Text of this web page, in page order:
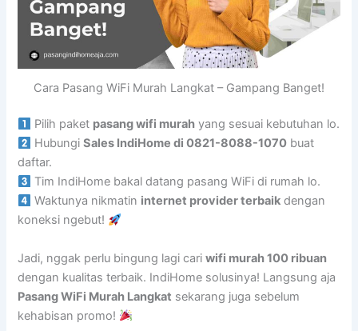
Cara Pasang WiFi Murah Langkat – Gampang Banget!
Pilih paket pasang wifi murah yang sesuai kebutuhan lo.
HubungiSales IndiHome di 0821-8088-1070 buat
daftar.
Tim IndiHome bakal datang pasang WiFi di rumah lo.
Waktunya nikmatin internet provider terbaik dengan
koneksi ngebut!
Jadi, nggak perlu bingung lagi cariwifi murah 100 ribuan
dengan kualitas terbaik. IndiHome solusinya! Langsung aja
Pasang WiFi Murah Langkat sekarang juga sebelum
kehabisan promo!